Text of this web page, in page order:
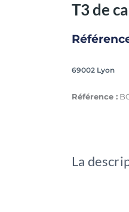
T3 de
69002 Lyon
Référence :
La